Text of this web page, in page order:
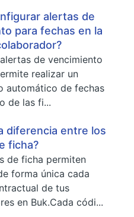
alertas de
para fechas en la
de vencimiento
realizar un
automático de fechas
de las fi...
diferencia entre los
ficha?
de ficha permiten
forma única cada
de tus
en Buk.Cada códi...